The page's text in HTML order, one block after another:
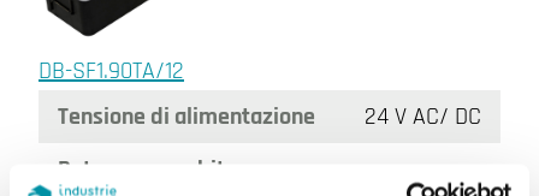
DB-SF1.90TA/12
Tensione di alimentazione
24 V AC/ DC
Potenza assorbita